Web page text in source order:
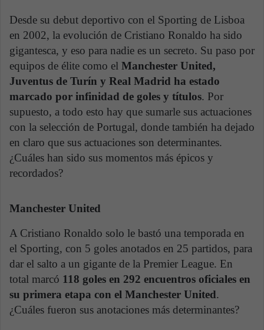
Desde su debut deportivo con el Sporting de Lisboa
en 2002, la evolución de Cristiano Ronaldo ha sido
gigantesca, y eso para nadie es un secreto. Su paso por
equipos de élite como el Manchester United,
Juventus de Turín y Real Madrid ha estado
marcado por infinidad de goles y títulos. Por
supuesto, a todo esto hay que sumarle sus actuaciones
con la selección de Portugal, donde también ha dejado
en claro que sus actuaciones son determinantes.
¿Cuáles han sido sus momentos más épicos y
recordados?
Manchester United
A Cristiano Ronaldo solo le bastó una temporada en
el Sporting, con 5 goles anotados en 25 partidos, para
dar el salto a un gigante de la Premier League. En
total marcó 118 goles en 292 encuentros oficiales en
su primera etapa con el Manchester United.
¿Cuáles fueron sus anotaciones más determinantes?